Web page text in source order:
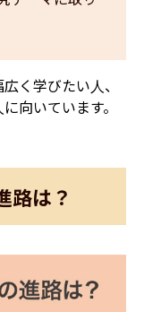
く学びたい人、
向いています。
路は？